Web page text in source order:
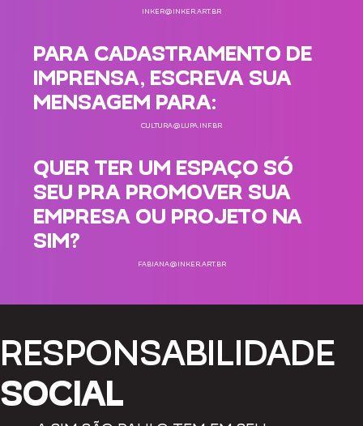
INKER@INKER.ART.BR
PARA CADASTRAMENTO DE
IMPRENSA, ESCREVA SUA
MENSAGEM PARA:
CULTURA@LUPA.INF.BR
QUER TER UM ESPAÇO SÓ
SEU PRA PROMOVER SUA
EMPRESA OU PROJETO NA
SIM?
FABIANA@INKER.ART.BR
RESPONSABILIDADE
SOCIAL